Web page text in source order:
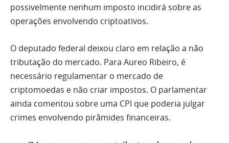
possivelmente nenhum imposto incidirá sobre as
operações envolvendo criptoativos.
O deputado federal deixou claro em relação a não
tributação do mercado. Para Aureo Ribeiro, é
necessário regulamentar o mercado de
criptomoedas e não criar impostos. O parlamentar
ainda comentou sobre uma CPI que poderia julgar
crimes envolvendo pirâmides financeiras.